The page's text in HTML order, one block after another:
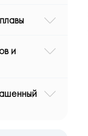
и